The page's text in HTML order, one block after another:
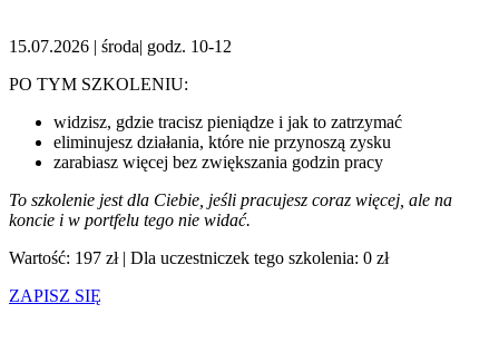
15.07.2026 | środa| godz. 10-12
PO TYM SZKOLENIU:
widzisz, gdzie tracisz pieniądze i jak to zatrzymać
eliminujesz działania, które nie przynoszą zysku
zarabiasz więcej bez zwiększania godzin pracy
To szkolenie jest dla Ciebie, jeśli pracujesz coraz więcej, ale na
koncie i w portfelu tego nie widać.
Wartość: 197 zł | Dla uczestniczek tego szkolenia: 0 zł
ZAPISZ SIĘ